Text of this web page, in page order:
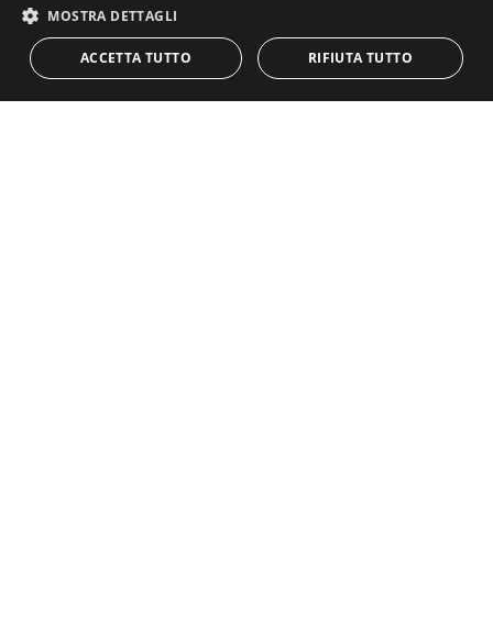
MOSTRA DETTAGLI
ACCETTA TUTTO RIFIUTA TUTTO